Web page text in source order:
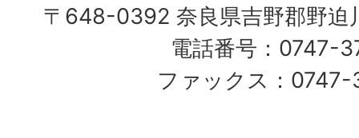
〒648-0392 奈良県吉野郡野迫
電話番号：0747-
ファックス：